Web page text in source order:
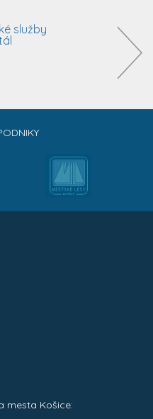
mesta Košice: